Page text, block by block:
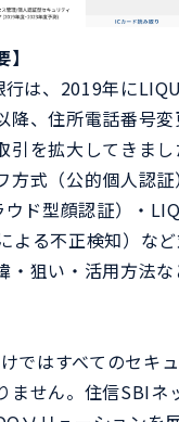
は、2019年に
降、住所電話番号
引を拡大してきま
方式（公的個人認
ド型顔認証）・
よる不正検知）な
・狙い・活用方法
ではすべてのセキ
ません。住信SBIネ